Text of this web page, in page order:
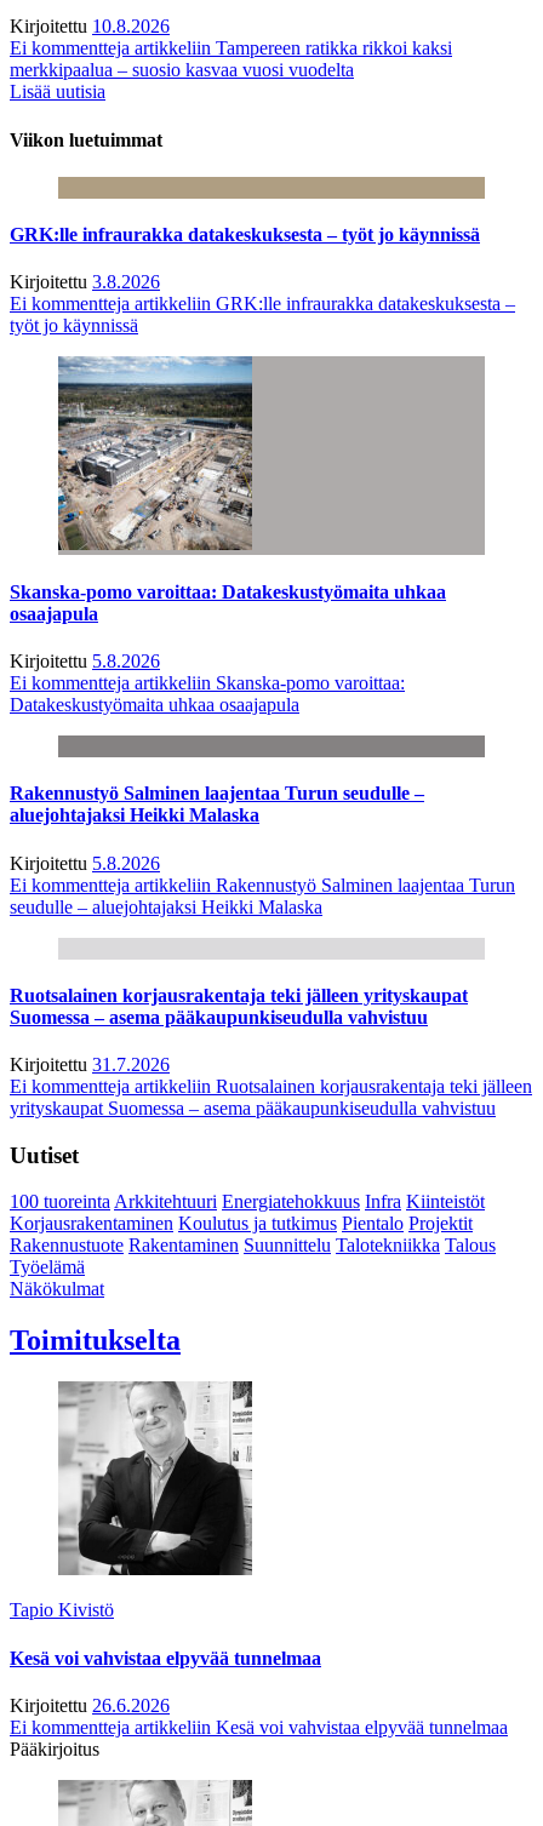
Kirjoitettu 10.8.2026
Ei kommentteja artikkeliin Tampereen ratikka rikkoi kaksi
merkkipaalua – suosio kasvaa vuosi vuodelta
Lisää uutisia
Viikon luetuimmat
GRK:lle infraurakka datakeskuksesta – työt jo käynnissä
Kirjoitettu 3.8.2026
Ei kommentteja artikkeliin GRK:lle infraurakka datakeskuksesta –
työt jo käynnissä
Skanska-pomo varoittaa: Datakeskustyömaita uhkaa
osaajapula
Kirjoitettu 5.8.2026
Ei kommentteja artikkeliin Skanska-pomo varoittaa:
Datakeskustyömaita uhkaa osaajapula
Rakennustyö Salminen laajentaa Turun seudulle –
aluejohtajaksi Heikki Malaska
Kirjoitettu 5.8.2026
Ei kommentteja artikkeliin Rakennustyö Salminen laajentaa Turun
seudulle – aluejohtajaksi Heikki Malaska
Ruotsalainen korjausrakentaja teki jälleen yrityskaupat
Suomessa – asema pääkaupunkiseudulla vahvistuu
Kirjoitettu 31.7.2026
Ei kommentteja artikkeliin Ruotsalainen korjausrakentaja teki jälleen
yrityskaupat Suomessa – asema pääkaupunkiseudulla vahvistuu
Uutiset
100 tuoreintaArkkitehtuuri Energiatehokkuus Infra Kiinteistöt
Korjausrakentaminen Koulutus ja tutkimus Pientalo Projektit
Rakennustuote Rakentaminen Suunnittelu Talotekniikka Talous
Työelämä
Näkökulmat
Toimitukselta
Tapio Kivistö
Kesä voi vahvistaa elpyvää tunnelmaa
Kirjoitettu 26.6.2026
Ei kommentteja artikkeliin Kesä voi vahvistaa elpyvää tunnelmaa
Pääkirjoitus